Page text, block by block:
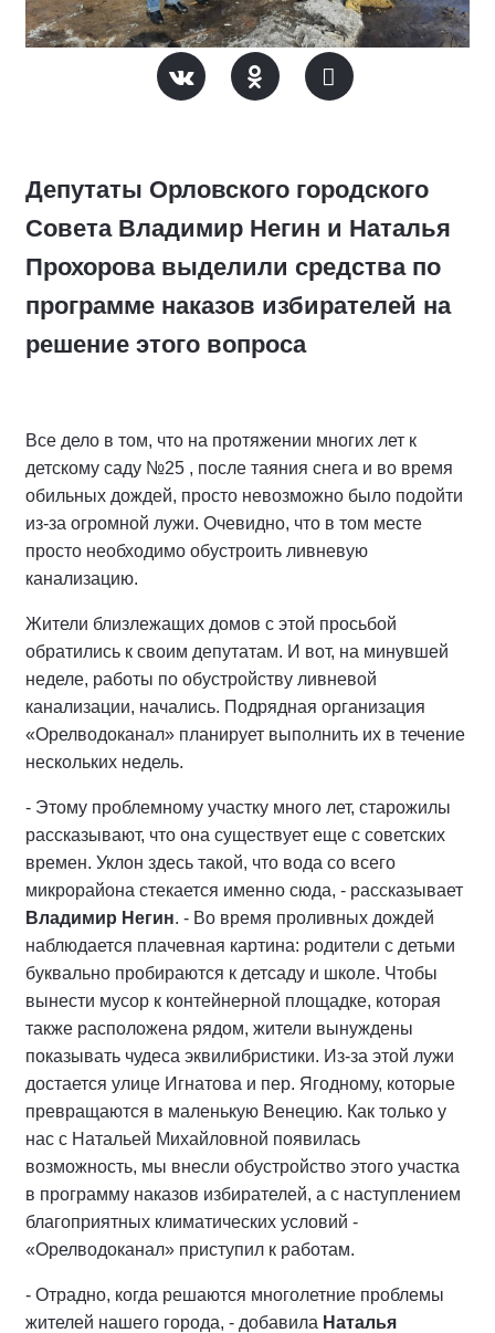
Депутаты Орловского городского
Совета Владимир Негин и Наталья
Прохорова выделили средства по
программе наказов избирателей на
решение этого вопроса
Все дело в том, что на протяжении многих лет к
детскому саду №25 , после таяния снега и во время
обильных дождей, просто невозможно было подойти
из-за огромной лужи. Очевидно, что в том месте
просто необходимо обустроить ливневую
канализацию.
Жители близлежащих домов с этой просьбой
обратились к своим депутатам. И вот, на минувшей
неделе, работы по обустройству ливневой
канализации, начались. Подрядная организация
«Орелводоканал» планирует выполнить их в течение
нескольких недель.
- Этому проблемному участку много лет, старожилы
рассказывают, что она существует еще с советских
времен. Уклон здесь такой, что вода со всего
микрорайона стекается именно сюда, - рассказывает
Владимир Негин. - Во время проливных дождей
наблюдается плачевная картина: родители с детьми
буквально пробираются к детсаду и школе. Чтобы
вынести мусор к контейнерной площадке, которая
также расположена рядом, жители вынуждены
показывать чудеса эквилибристики. Из-за этой лужи
достается улице Игнатова и пер. Ягодному, которые
превращаются в маленькую Венецию. Как только у
нас с Натальей Михайловной появилась
возможность, мы внесли обустройство этого участка
в программу наказов избирателей, а с наступлением
благоприятных климатических условий -
«Орелводоканал» приступил к работам.
- Отрадно, когда решаются многолетние проблемы
жителей нашего города, - добавила Наталья